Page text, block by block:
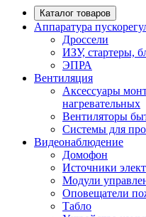
Каталог товаров
Аппаратура
Дроссели
ИЗУ, стартеры,
ЭПРА
Вентиляция
Аксессуары
нагревательных
Вентиляторы
Системы для
Видеонаблюдение
Домофон
Источники
Модули
Оповещатели
Табло